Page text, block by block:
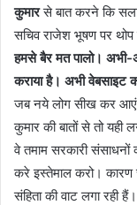
कुमारसे बात करने कि
सचिव राजेश भूषण पर
हमसे बैर मत पालो। अभी-
कराया है। अभी वेबसाइट
जब नये लोग सीख कर आएंगे
कुमार की बातों से तो यही
वे तमाम सरकारी
करे इस्तेमाल करो। कारण
संहिता की वाट लगा रही हैं।